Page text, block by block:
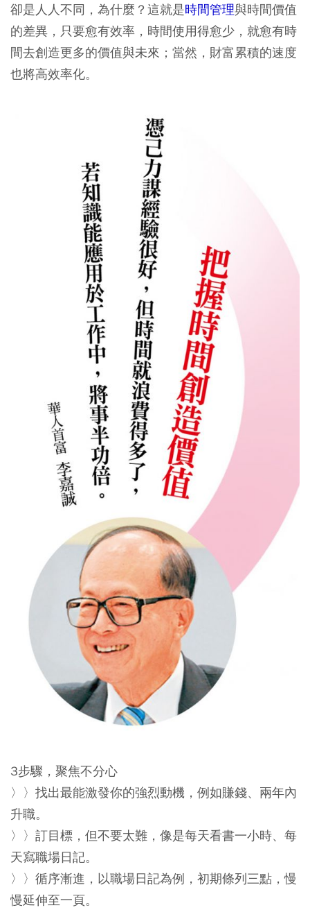
卻是人人不同，為什麼？這就是時間管理與時間價值
的差異，只要愈有效率，時間使用得愈少，就愈有時
間去創造更多的價值與未來；當然，財富累積的速度
也將高效率化。
3步驟，聚焦不分心
〉〉找出最能激發你的強烈動機，例如賺錢、兩年內
升職。
〉〉訂目標，但不要太難，像是每天看書一小時、每
天寫職場日記。
〉〉循序漸進，以職場日記為例，初期條列三點，慢
慢延伸至一頁。